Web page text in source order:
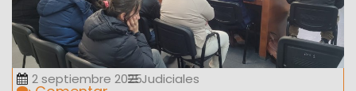
2 septiembre 2025Judiciales